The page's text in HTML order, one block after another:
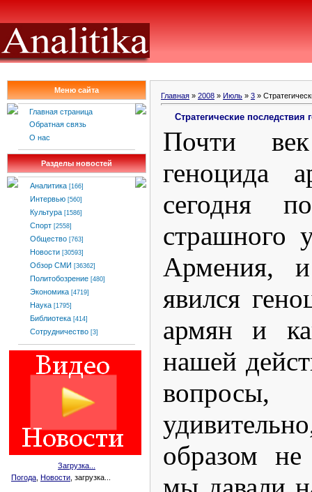
Меню сайта
Главная страница
Обратная связь
О нас
Разделы новостей
Аналитика [166]
Интервью [560]
Культура [1586]
Спорт [2558]
Общество [763]
Новости [30593]
Обзор СМИ [36362]
Политобозрение [480]
Экономика [4719]
Наука [1795]
Библиотека [414]
Сотрудничество [3]
Загрузка...
Погода Новости , загрузка...
Главная » 2008 » Июль » 3 »
Стратегические последствия
Почти
геноцида
сегодня
страшного
Армения,
явился
армян и
нашей
образом